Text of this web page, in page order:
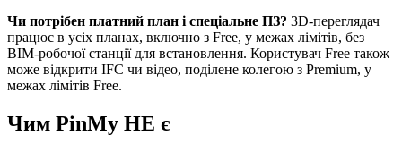
Чи потрібен платний план і спеціальне ПЗ? 3D-переглядач
працює в усіх планах, включно з Free, у межах лімітів, без
BIM-робочої станції для встановлення. Користувач Free також
може відкрити IFC чи відео, поділене колегою з Premium, у
межах лімітів Free.
Чим PinMy НЕ є